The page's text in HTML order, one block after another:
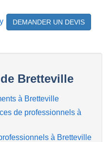
DEMANDER UN DEVIS
Bretteville
à Bretteville
de professionnels à
à Bretteville